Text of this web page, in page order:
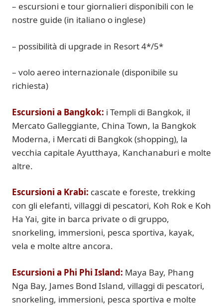
– escursioni e tour giornalieri disponibili con le
nostre guide (in italiano o inglese)
– possibilità di upgrade in Resort 4*/5*
– volo aereo internazionale (disponibile su
richiesta)
Escursioni a Bangkok: i Templi di Bangkok, il
Mercato Galleggiante, China Town, la Bangkok
Moderna, i Mercati di Bangkok (shopping), la
vecchia capitale Ayutthaya, Kanchanaburi e molte
altre.
Escursioni a Krabi: cascate e foreste, trekking
con gli elefanti, villaggi di pescatori, Koh Rok e Koh
Ha Yai, gite in barca private o di gruppo,
snorkeling, immersioni, pesca sportiva, kayak,
vela e molte altre ancora.
Escursioni a Phi Phi Island: Maya Bay, Phang
Nga Bay, James Bond Island, villaggi di pescatori,
snorkeling, immersioni, pesca sportiva e molte